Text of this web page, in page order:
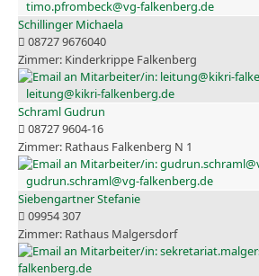
timo.pfrombeck@vg-falkenberg.de
Schillinger Michaela
08727 9676040
Kinderkrippe Falkenberg
leitung@kikri-falkenberg.de
Schraml Gudrun
08727 9604-16
Rathaus Falkenberg N 1
gudrun.schraml@vg-falkenberg.de
Siebengartner Stefanie
09954 307
Rathaus Malgersdorf